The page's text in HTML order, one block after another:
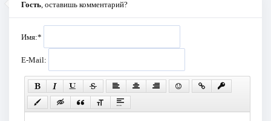
Гость, оставишь комментарий?
Имя:*
E-Mail: